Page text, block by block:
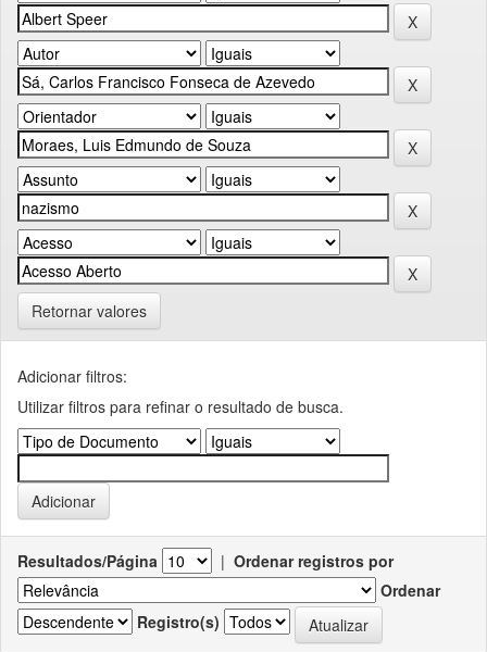
Retornar valores
Adicionar filtros:
Utilizar filtros para refinar o resultado de busca.
Resultados/Página | Ordenar registros por
Ordenar
Registro(s)